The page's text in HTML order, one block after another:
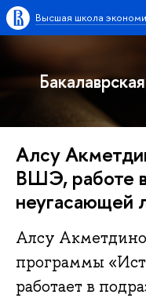
Высшая школа
Алсу
ВШЭ, работе
неугасающей
Алсу
программы
работает в